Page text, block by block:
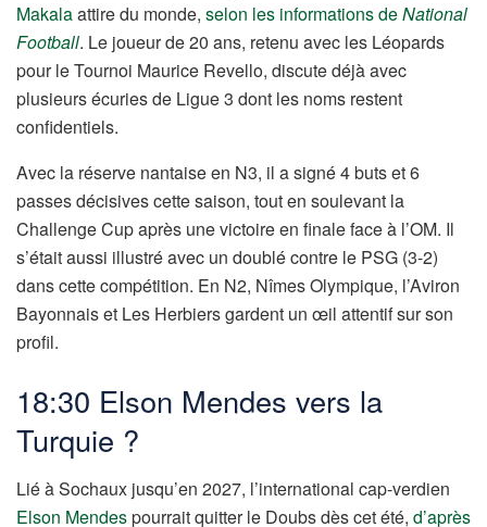
Makalaattire du monde, selon les informations deNational
Football. Le joueur de 20 ans, retenu avec les Léopards
pour le Tournoi Maurice Revello, discute déjà avec
plusieurs écuries de Ligue 3 dont les noms restent
confidentiels.
Avec la réserve nantaise en N3, il a signé 4 buts et 6
passes décisives cette saison, tout en soulevant la
Challenge Cup après une victoire en finale face à l’OM. Il
s’était aussi illustré avec un doublé contre le PSG (3-2)
dans cette compétition. En N2, Nîmes Olympique, l’Aviron
Bayonnais et Les Herbiers gardent un œil attentif sur son
profil.
18:30 Elson Mendes vers la
Turquie ?
Lié à Sochaux jusqu’en 2027, l’international cap-verdien
Elson Mendespourrait quitter le Doubs dès cet été, d’après